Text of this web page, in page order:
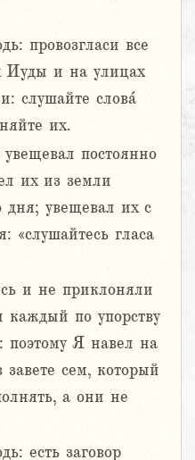
провозгласи все
Иуды и на улицах
слушайте слова́
их.
постоянно
их из земли
дня; увещевал их с
«слушайтесь гласа
и не приклоняли
каждый по упорству
поэтому Я навел на
завете сем, который
а они не
есть заговор